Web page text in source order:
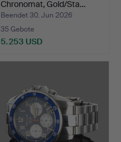
Chronomat, Gold/Sta…
Beendet 30. Jun 2026
35 Gebote
5.253 USD